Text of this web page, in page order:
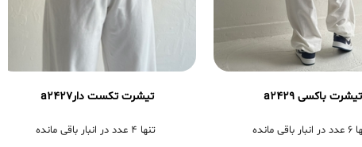
تیشرت باکسی a2429
باقی مانده
تیشرت تکست دارa2427
تنها 4 عدد در انبار باقی مانده